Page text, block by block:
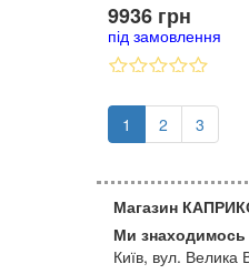
9936 грн
під замовлення
1 2 3
Магазин
Ми
Київ, вул. Велика